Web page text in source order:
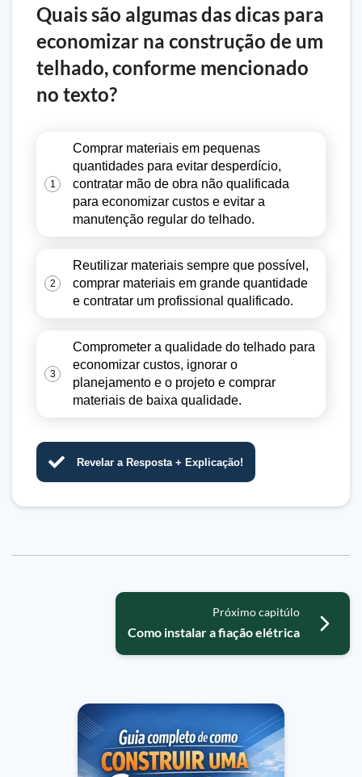
Quais são algumas das dicas para
economizar na construção de um
telhado, conforme mencionado
no texto?
1
Comprar materiais em pequenas
quantidades para evitar desperdício,
contratar mão de obra não qualificada
para economizar custos e evitar a
manutenção regular do telhado.
2
Reutilizar materiais sempre que possível,
comprar materiais em grande quantidade
e contratar um profissional qualificado.
3
Comprometer a qualidade do telhado para
economizar custos, ignorar o
planejamento e o projeto e comprar
materiais de baixa qualidade.
Revelar a Resposta + Explicação!
Próximo capitúlo
Como instalar a fiação elétrica